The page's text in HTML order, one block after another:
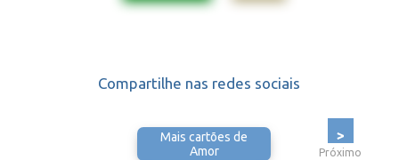
Compartilhe nas redes sociais
Mais cartões de
Amor
>
Próximo